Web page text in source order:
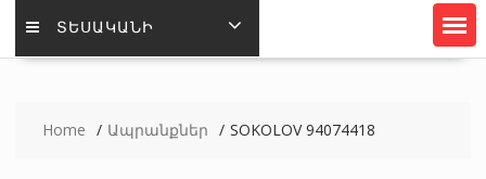
ՏԵՍԱԿԱՆԻ
Home Ապրանքներ SOKOLOV 94074418